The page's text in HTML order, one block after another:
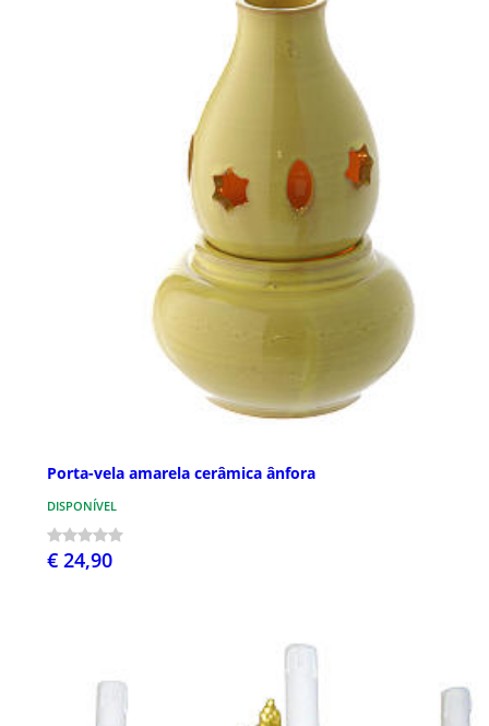
Porta-vela amarela cerâmica ânfora
DISPONÍVEL
€ 24,90